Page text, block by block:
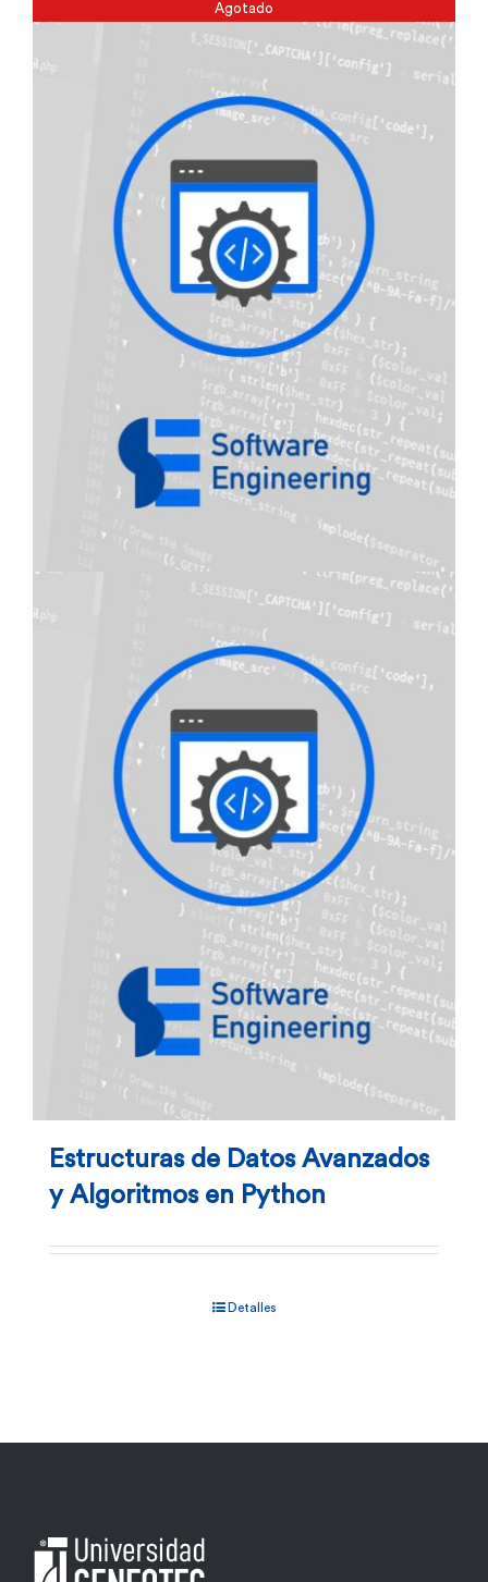
Agotado
Estructuras de Datos Avanzados
y Algoritmos en Python
Detalles